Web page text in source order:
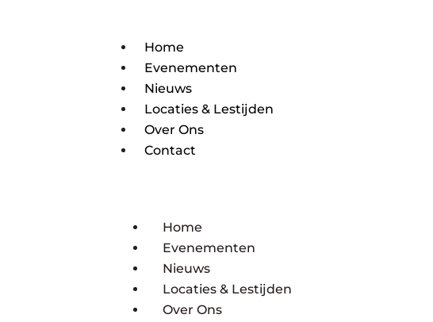
Home
Evenementen
Nieuws
Locaties & Lestijden
Over Ons
Contact
Home
Evenementen
Nieuws
Locaties & Lestijden
Over Ons